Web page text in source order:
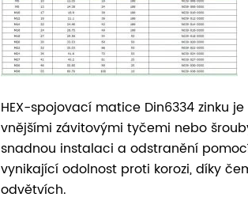
HEX-spojovací matice Din6334 zinku
vnějšími závitovými tyčemi nebo
snadnou instalaci a odstranění
vynikající odolnost proti korozi, díky
odvětvích.